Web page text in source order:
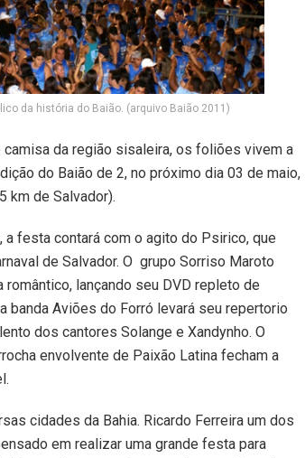
da história do Baião. (arquivo Baião 2011)
da região sisaleira, os foliões vivem a
do Baião de 2, no próximo dia 03 de maio,
km de Salvador).
a festa contará com o agito do Psirico, que
de Salvador. O grupo Sorriso Maroto
lançando seu DVD repleto de
banda Aviões do Forró levará seu repertorio
dos cantores Solange e Xandynho. O
envolvente de Paixão Latina fecham a
cidades da Bahia. Ricardo Ferreira um dos
em realizar uma grande festa para